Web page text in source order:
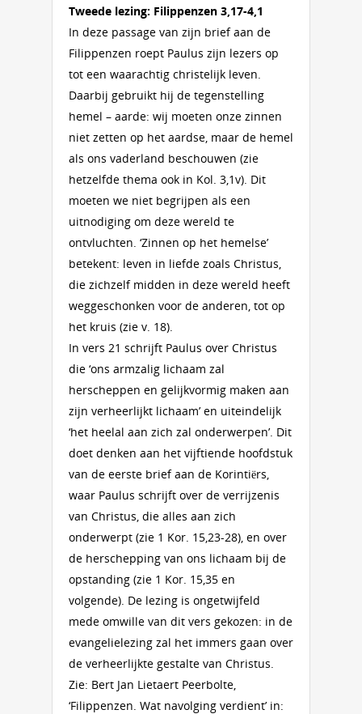
Tweede lezing: Filippenzen 3,17-4,1
In deze passage van zijn brief aan de
Filippenzen roept Paulus zijn lezers op
tot een waarachtig christelijk leven.
Daarbij gebruikt hij de tegenstelling
hemel – aarde: wij moeten onze zinnen
niet zetten op het aardse, maar de hemel
als ons vaderland beschouwen (zie
hetzelfde thema ook in Kol. 3,1v). Dit
moeten we niet begrijpen als een
uitnodiging om deze wereld te
ontvluchten. ‘Zinnen op het hemelse’
betekent: leven in liefde zoals Christus,
die zichzelf midden in deze wereld heeft
weggeschonken voor de anderen, tot op
het kruis (zie v. 18).
In vers 21 schrijft Paulus over Christus
die ‘ons armzalig lichaam zal
herscheppen en gelijkvormig maken aan
zijn verheerlijkt lichaam’ en uiteindelijk
‘het heelal aan zich zal onderwerpen’. Dit
doet denken aan het vijftiende hoofdstuk
van de eerste brief aan de Korintiërs,
waar Paulus schrijft over de verrijzenis
van Christus, die alles aan zich
onderwerpt (zie 1 Kor. 15,23-28), en over
de herschepping van ons lichaam bij de
opstanding (zie 1 Kor. 15,35 en
volgende). De lezing is ongetwijfeld
mede omwille van dit vers gekozen: in de
evangelielezing zal het immers gaan over
de verheerlijkte gestalte van Christus.
Zie: Bert Jan Lietaert Peerbolte,
‘Filippenzen. Wat navolging verdient’ in: